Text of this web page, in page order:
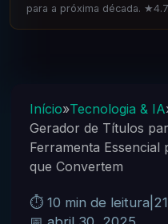
para a próxima década. ★4.7.
Início»Tecnologia & IA
Gerador de Títulos
Ferramenta
que Convertem
⏱️ 10 min de leitura